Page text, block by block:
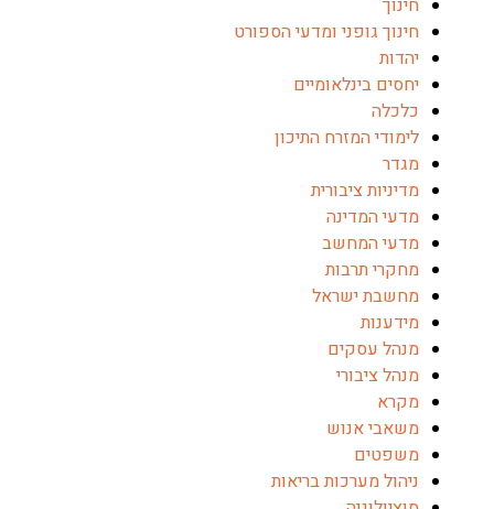
חינוך גופני ומדעי הספורט
יחסים בינלאומיים
כלכלה
לימודי המזרח התיכון
מדיניות ציבורית
מדעי המדינה
מדעי המחשב
מחקרי תרבות
מחשבת ישראל
מידענות
מנהל עסקים
מנהל ציבורי
מקרא
משאבי אנוש
משפטים
ניהול מערכות בריאות